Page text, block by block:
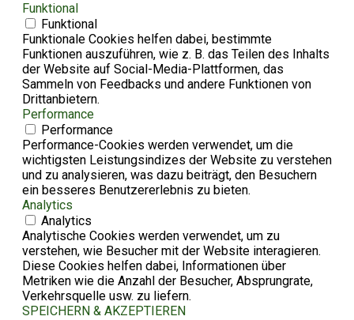
Funktional
Funktional
Funktionale Cookies helfen dabei, bestimmte
Funktionen auszuführen, wie z. B. das Teilen des Inhalts
der Website auf Social-Media-Plattformen, das
Sammeln von Feedbacks und andere Funktionen von
Drittanbietern.
Performance
Performance
Performance-Cookies werden verwendet, um die
wichtigsten Leistungsindizes der Website zu verstehen
und zu analysieren, was dazu beiträgt, den Besuchern
ein besseres Benutzererlebnis zu bieten.
Analytics
Analytics
Analytische Cookies werden verwendet, um zu
verstehen, wie Besucher mit der Website interagieren.
Diese Cookies helfen dabei, Informationen über
Metriken wie die Anzahl der Besucher, Absprungrate,
Verkehrsquelle usw. zu liefern.
SPEICHERN & AKZEPTIEREN